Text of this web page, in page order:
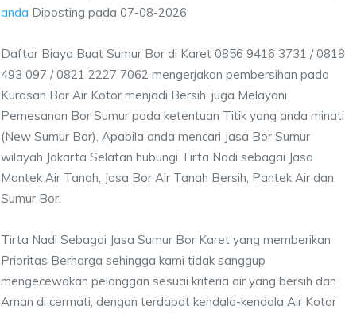
anda Diposting pada 07-08-2026
Daftar Biaya Buat Sumur Bor di Karet 0856 9416 3731 / 0818
493 097 / 0821 2227 7062 mengerjakan pembersihan pada
Kurasan Bor Air Kotor menjadi Bersih, juga Melayani
Pemesanan Bor Sumur pada ketentuan Titik yang anda minati
(New Sumur Bor), Apabila anda mencari Jasa Bor Sumur
wilayah Jakarta Selatan hubungi Tirta Nadi sebagai Jasa
Mantek Air Tanah, Jasa Bor Air Tanah Bersih, Pantek Air dan
Sumur Bor.
Tirta Nadi Sebagai Jasa Sumur Bor Karet yang memberikan
Prioritas Berharga sehingga kami tidak sanggup
mengecewakan pelanggan sesuai kriteria air yang bersih dan
Aman di cermati, dengan terdapat kendala-kendala Air Kotor